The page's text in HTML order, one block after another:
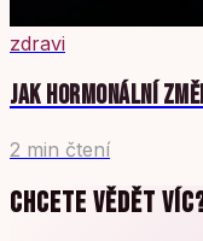
zdravi
JAK HORMONÁLNÍ
2 min čtení
CHCETE VĚDĚT